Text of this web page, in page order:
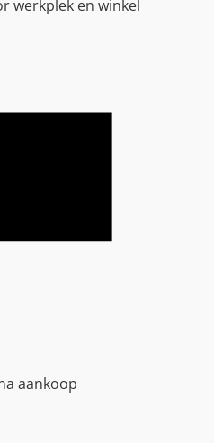
werkplek en winkel
aankoop